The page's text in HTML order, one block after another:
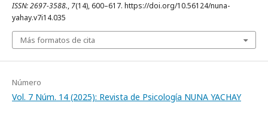
ISSN: 2697-3588., 7(14), 600–617. https://doi.org/10.56124/nuna-
yahay.v7i14.035
Más formatos de cita
Número
Vol. 7 Núm. 14 (2025): Revista de Psicología NUNA YACHAY